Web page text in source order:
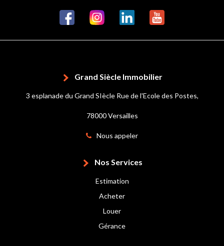
Grand Siècle Immobilier
3 esplanade du Grand SIècle Rue de l'Ecole des Postes,
78000 Versailles
Nous appeler
Nos Services
Estimation
Acheter
Louer
Gérance